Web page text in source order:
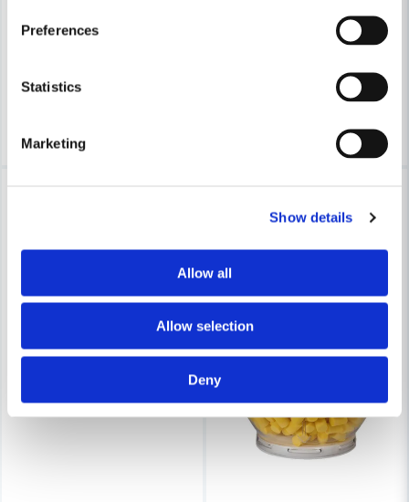
Preferences
Statistics
Marketing
Show details
Allow all
Allow selection
Deny
Finns i Webblager
EAR Hörselpropp EAR